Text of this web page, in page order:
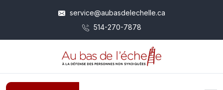
service@aubasdelechelle.ca
514-270-7878